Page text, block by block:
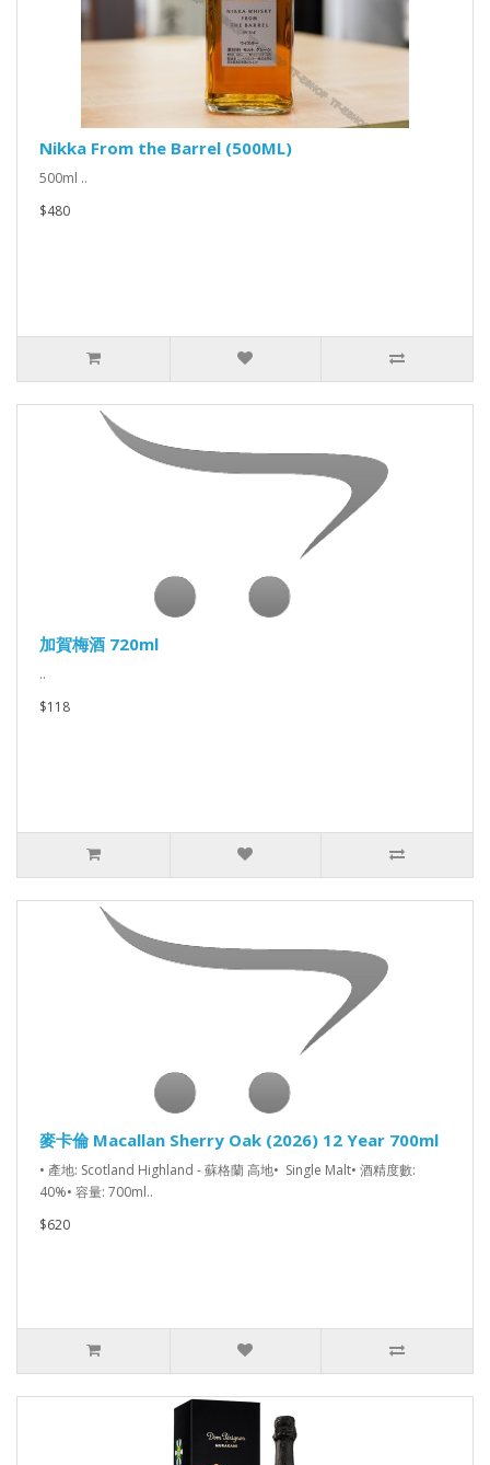
Nikka From the Barrel (500ML)
500ml ..
$480
加賀梅酒 720ml
..
$118
麥卡倫 Macallan Sherry Oak (2026) 12 Year 700ml
• 產地: Scotland Highland - 蘇格蘭 高地• Single Malt• 酒精度數:
40%• 容量: 700ml..
$620